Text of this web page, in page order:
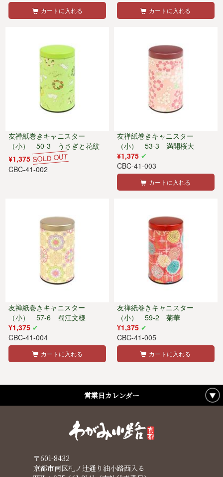
カートに入れる カートに入れる
友禅紙巻きキャニスター
（小） 50-3 うさぎと花紋
¥1,375
CBC-41-002
友禅紙巻きキャニスター
（小） 53-3 満開桜大
¥1,375
CBC-41-003
カートに入れる
友禅紙巻きキャニスター
（小） 57-6 蜀江文様
¥1,375
CBC-41-004
カートに入れる
友禅紙巻きキャニスター
（小） 59-2 菊華
¥1,375
CBC-41-005
カートに入れる
営業日カレンダー
〒601-8432
京都市南区札ノ辻通り油小路西入る